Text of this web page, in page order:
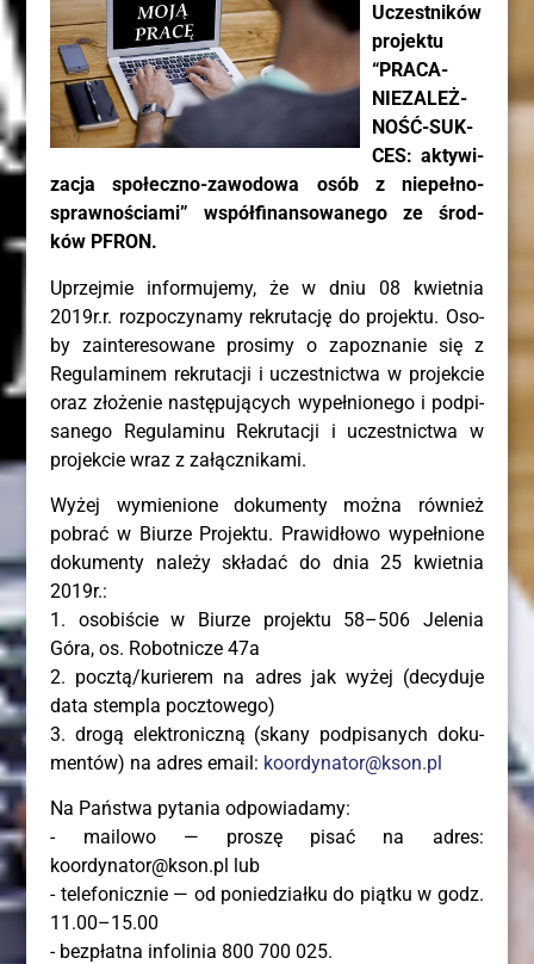
Uczest­ni­ków
pro­jek­tu
“PRA­CA-
NIE­ZA­LEŻ­
NOŚĆ-SUK­
CES: akty­wi­
za­cja spo­łecz­no-zawo­do­wa osób z nie­peł­no­
spraw­no­ścia­mi” współ­fi­nan­so­wa­ne­go ze środ­
ków PFRON.
Uprzej­mie infor­mu­je­my, że w dniu 08 kwiet­nia
2019r.r. roz­po­czy­na­my rekru­ta­cję do pro­jek­tu. Oso­
by zain­te­re­so­wa­ne pro­si­my o zapo­zna­nie się z
Regu­la­mi­nem rekru­ta­cji i uczest­nic­twa w pro­jek­cie
oraz zło­że­nie nastę­pu­ją­cych wypeł­nio­ne­go i pod­pi­
sa­ne­go Regu­la­mi­nu Rekru­ta­cji i uczest­nic­twa w
pro­jek­cie wraz z załącznikami.
Wyżej wymie­nio­ne doku­men­ty moż­na rów­nież
pobrać w Biu­rze Pro­jek­tu. Pra­wi­dło­wo wypeł­nio­ne
doku­men­ty nale­ży skła­dać do dnia 25 kwiet­nia
2019r.:
1. oso­bi­ście w Biu­rze pro­jek­tu 58–506 Jele­nia
Góra, os. Robot­ni­cze 47a
2. pocztą/kurierem na adres jak wyżej (decy­du­je
data stem­pla pocz­to­we­go)
3. dro­gą elek­tro­nicz­ną (ska­ny pod­pi­sa­nych doku­
men­tów) na adres ema­il: koordynator@kson.pl
Na Pań­stwa pyta­nia odpo­wia­da­my:
- mailo­wo — pro­szę pisać na adres:
koordynator@kson.pl lub
- tele­fo­nicz­nie — od ponie­dział­ku do piąt­ku w godz.
11.00–15.00
- bez­płat­na info­li­nia 800 700 025.